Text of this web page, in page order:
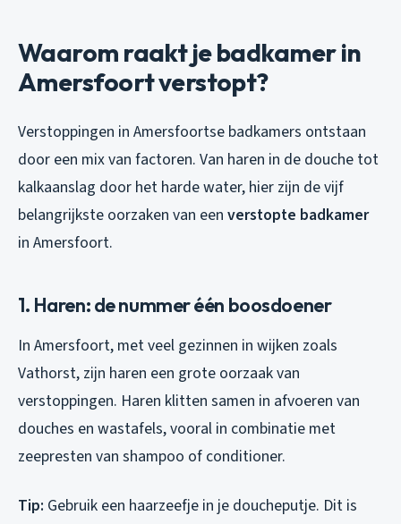
Waarom raakt je badkamer in
Amersfoort verstopt?
Verstoppingen in Amersfoortse badkamers ontstaan
door een mix van factoren. Van haren in de douche tot
kalkaanslag door het harde water, hier zijn de vijf
belangrijkste oorzaken van een verstopte badkamer
in Amersfoort.
1. Haren: de nummer één boosdoener
In Amersfoort, met veel gezinnen in wijken zoals
Vathorst, zijn haren een grote oorzaak van
verstoppingen. Haren klitten samen in afvoeren van
douches en wastafels, vooral in combinatie met
zeepresten van shampoo of conditioner.
Tip: Gebruik een haarzeefje in je doucheputje. Dit is